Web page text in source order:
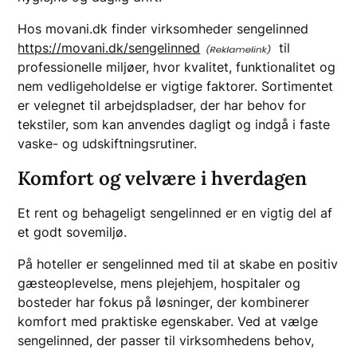
Hos movani.dk finder virksomheder sengelinned
https://movani.dk/sengelinned
til
professionelle miljøer, hvor kvalitet, funktionalitet og
nem vedligeholdelse er vigtige faktorer. Sortimentet
er velegnet til arbejdspladser, der har behov for
tekstiler, som kan anvendes dagligt og indgå i faste
vaske- og udskiftningsrutiner.
Komfort og velvære i hverdagen
Et rent og behageligt sengelinned er en vigtig del af
et godt sovemiljø.
På hoteller er sengelinned med til at skabe en positiv
gæsteoplevelse, mens plejehjem, hospitaler og
bosteder har fokus på løsninger, der kombinerer
komfort med praktiske egenskaber. Ved at vælge
sengelinned, der passer til virksomhedens behov,